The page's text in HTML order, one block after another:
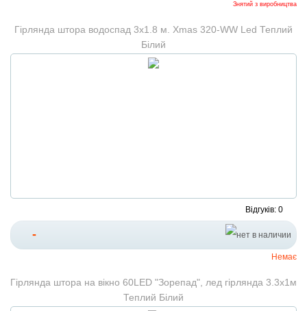
Знятий з виробництва
Гірлянда штора водоспад 3х1.8 м. Xmas 320-WW Led Теплий
Білий
Відгуків: 0
-
Немає
Гірлянда штора на вікно 60LED "Зорепад", лед гірлянда 3.3х1м
Теплий Білий